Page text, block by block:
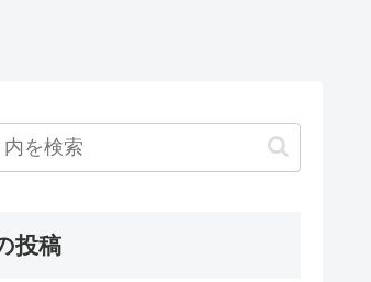
投稿